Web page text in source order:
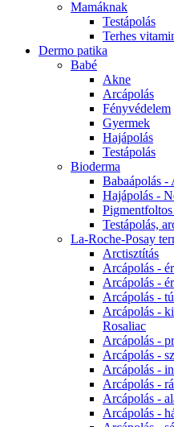
Mamáknak
Testápolás
Terhes
Dermo patika
Babé
Akne
Arcápolás
Fényvédelem
Gyermek
Hajápolás
Testápolás
Bioderma
Babaápolás -
Hajápolás -
Testápolás,
La-Roche-Posay
Arctisztítás
Arcápolás -
Arcápolás -
Arcápolás -
Arcápolás -
Rosaliac
Arcápolás -
Arcápolás -
Arcápolás -
Arcápolás -
Arcápolás -
Arcápolás -